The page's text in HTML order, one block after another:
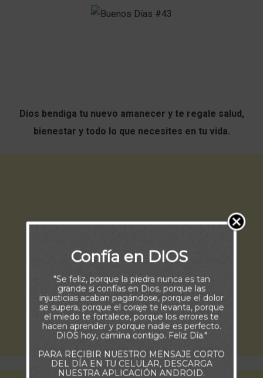
Dios bendiga tu nuevo amanecer y te regale salud,
bienestar y todo lo que necesites en tu vida.
Confía en DIOS
"Se feliz, porque la piedra nunca es tan
grande si confías en Dios, porque las
injusticias acaban pagándose, porque el dolor
se supera, porque el coraje te levanta, porque
el miedo te fortalece, porque los errores te
hacen aprender y porque nadie es perfecto.
DIOS hoy, camina contigo. Feliz Día."
PARA RECIBIR NUESTRO MENSAJE CORTO
DEL DÍA EN TU CELULAR, DESCARGA
NUESTRA APLICACIÓN ANDROID.